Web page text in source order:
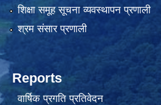
शिक्षा समूह सूचना व्यवस्थापन प्रणाली
श्रम संसार प्रणाली
Reports
वार्षिक प्रगति प्रतिवेदन